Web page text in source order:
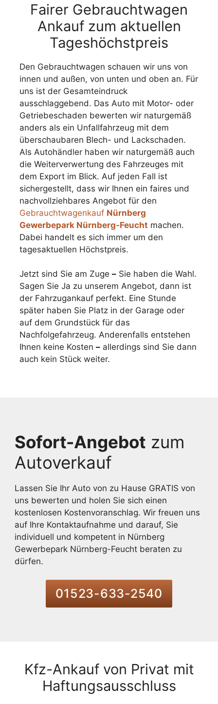
Fairer Gebrauchtwagen
Ankauf zum aktuellen
Tageshöchstpreis
Den Gebrauchtwagen schauen wir uns von
innen und außen, von unten und oben an. Für
uns ist der Gesamteindruck
ausschlaggebend. Das Auto mit Motor- oder
Getriebeschaden bewerten wir naturgemäß
anders als ein Unfallfahrzeug mit dem
überschaubaren Blech- und Lackschaden.
Als Autohändler haben wir naturgemäß auch
die Weiterverwertung des Fahrzeuges mit
dem Export im Blick. Auf jeden Fall ist
sichergestellt, dass wir Ihnen ein faires und
nachvollziehbares Angebot für den
Gebrauchtwagenkauf Nürnberg
Gewerbepark Nürnberg-Feucht machen.
Dabei handelt es sich immer um den
tagesaktuellen Höchstpreis.
Jetzt sind Sie am Zuge – Sie haben die Wahl.
Sagen Sie Ja zu unserem Angebot, dann ist
der Fahrzugankauf perfekt. Eine Stunde
später haben Sie Platz in der Garage oder
auf dem Grundstück für das
Nachfolgefahrzeug. Anderenfalls entstehen
Ihnen keine Kosten – allerdings sind Sie dann
auch kein Stück weiter.
Sofort-Angebot zum
Autoverkauf
Lassen Sie Ihr Auto von zu Hause GRATIS von
uns bewerten und holen Sie sich einen
kostenlosen Kostenvoranschlag. Wir freuen uns
auf Ihre Kontaktaufnahme und darauf, Sie
individuell und kompetent in Nürnberg
Gewerbepark Nürnberg-Feucht beraten zu
dürfen.
01523-633-2540
Kfz-Ankauf von Privat mit
Haftungsausschluss